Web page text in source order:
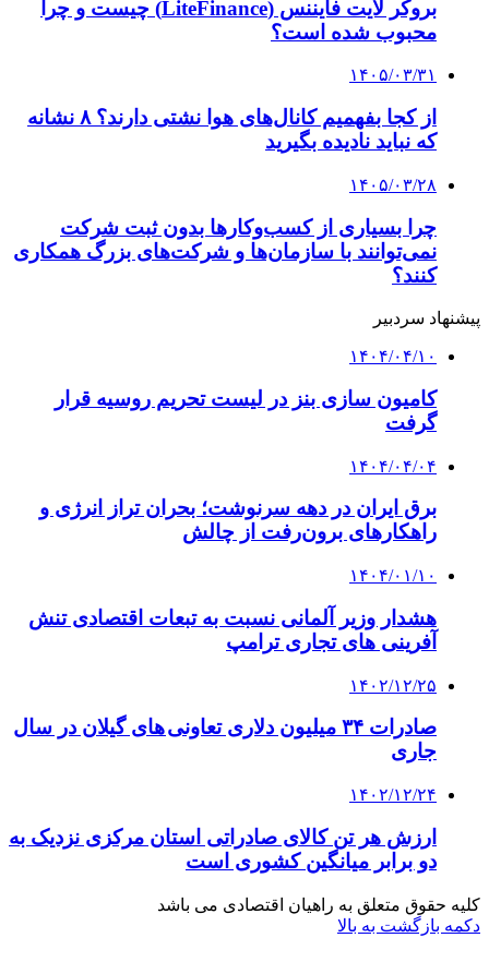
صادرات ۳۴ میلیون دلاری تعاونی های گیلان در سال
جاری
ارزش هر تن کالای صادراتی استان مرکزی نزدیک به
دو برابر میانگین کشوری است
دکمه بازگشت به بالا